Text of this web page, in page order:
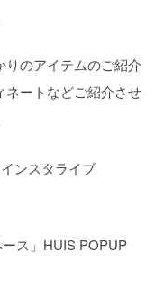
りのアイテムのご紹介
ネートなどご紹介させ
ンスタライブ
ス」HUIS POPUP